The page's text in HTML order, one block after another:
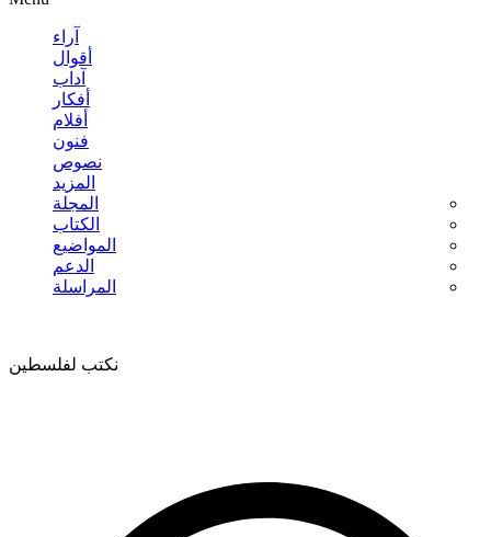
آراء
أقوال
آداب
أفكار
أفلام
فنون
نصوص
المزيد
المجلة
الكتاب
المواضيع
الدعم
المراسلة
نكتب لفلسطين